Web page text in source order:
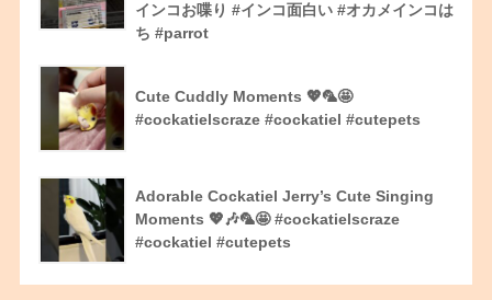
インコお喋り #インコ面白い #オカメインコは
ち #parrot
Cute Cuddly Moments 💖🦜🤩
#cockatielscraze #cockatiel #cutepets
Adorable Cockatiel Jerry’s Cute Singing
Moments 💖🎶🦜🤩 #cockatielscraze
#cockatiel #cutepets